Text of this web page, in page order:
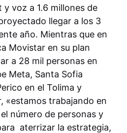
voz a 1.6 millones de
llegar a los 3
año. Mientras que en
Movistar en su plan
a 28 mil personas en
Meta, Santa Sofia
en el Tolima y
«estamos trabajando en
número de personas y
aterrizar la estrategia,